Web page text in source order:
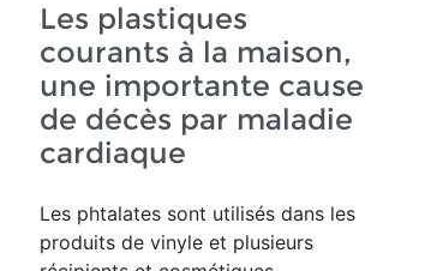
Les plastiques
courants à la maison,
une importante cause
de décès par maladie
cardiaque
Les phtalates sont utilisés dans les
produits de vinyle et plusieurs